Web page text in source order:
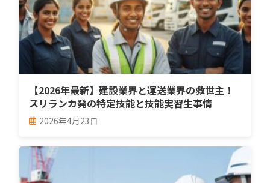
【2026年最新】建設業界と運送業界の救世主！
スリランカ発の特定技能と技能実習生事情
2026年4月23日